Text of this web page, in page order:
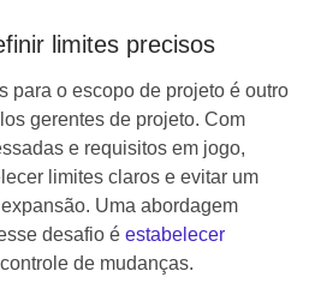
limites precisos
para o escopo de projeto é outro
gerentes de projeto. Com
e requisitos em jogo,
limites claros e evitar um
Uma abordagem
desafio é estabelecer
de mudanças.